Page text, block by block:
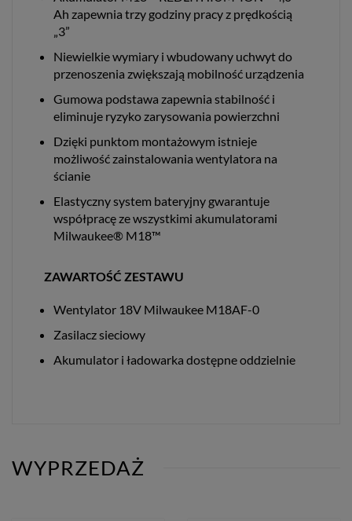
Ah zapewnia trzy godziny pracy z prędkością
„3”
Niewielkie wymiary i wbudowany uchwyt do
przenoszenia zwiększają mobilność urządzenia
Gumowa podstawa zapewnia stabilność i
eliminuje ryzyko zarysowania powierzchni
Dzięki punktom montażowym istnieje
możliwość zainstalowania wentylatora na
ścianie
Elastyczny system bateryjny gwarantuje
współpracę ze wszystkimi akumulatorami
Milwaukee® M18™
ZAWARTOŚĆ ZESTAWU
Wentylator 18V Milwaukee M18AF-0
Zasilacz sieciowy
Akumulator i ładowarka dostępne oddzielnie
WYPRZEDAŻ